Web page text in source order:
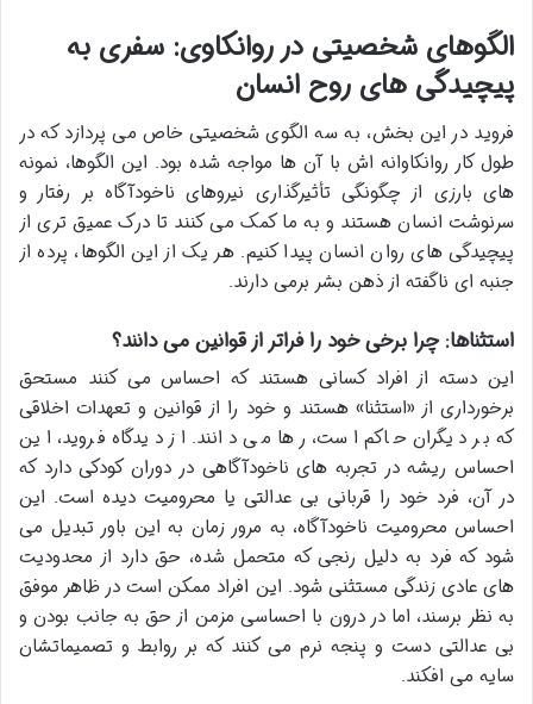
الگوهای شخصیتی در روانکاوی: سفری به
پیچیدگی های روح انسان
فروید در این بخش، به سه الگوی شخصیتی خاص می پردازد که در
طول کار روانکاوانه اش با آن ها مواجه شده بود. این الگوها، نمونه
های بارزی از چگونگی تأثیرگذاری نیروهای ناخودآگاه بر رفتار و
سرنوشت انسان هستند و به ما کمک می کنند تا درک عمیق تری از
پیچیدگی های روان انسان پیدا کنیم. هر یک از این الگوها، پرده از
جنبه ای ناگفته از ذهن بشر برمی دارند.
استثناها: چرا برخی خود را فراتر از قوانین می دانند؟
این دسته از افراد کسانی هستند که احساس می کنند مستحق
برخورداری از «استثنا» هستند و خود را از قوانین و تعهدات اخلاقی
که بر دیگران حاکم است، رها می دانند. از دیدگاه فروید، این
احساس ریشه در تجربه های ناخودآگاهی در دوران کودکی دارد که
در آن، فرد خود را قربانی بی عدالتی یا محرومیت دیده است. این
احساس محرومیت ناخودآگاه، به مرور زمان به این باور تبدیل می
شود که فرد به دلیل رنجی که متحمل شده، حق دارد از محدودیت
های عادی زندگی مستثنی شود. این افراد ممکن است در ظاهر موفق
به نظر برسند، اما در درون با احساسی مزمن از حق به جانب بودن و
بی عدالتی دست و پنجه نرم می کنند که بر روابط و تصمیماتشان
سایه می افکند.